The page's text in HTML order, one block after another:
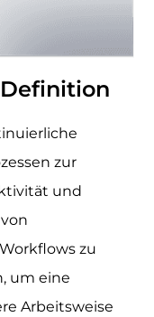
zur
und
zu
um eine
Arbeitsweise